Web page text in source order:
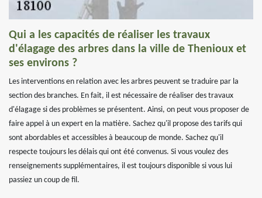
Qui a les capacités de réaliser les travaux
d'élagage des arbres dans la ville de Thenioux et
ses environs ?
Les interventions en relation avec les arbres peuvent se traduire par la
section des branches. En fait, il est nécessaire de réaliser des travaux
d'élagage si des problèmes se présentent. Ainsi, on peut vous proposer de
faire appel à un expert en la matière. Sachez qu'il propose des tarifs qui
sont abordables et accessibles à beaucoup de monde. Sachez qu'il
respecte toujours les délais qui ont été convenus. Si vous voulez des
renseignements supplémentaires, il est toujours disponible si vous lui
passiez un coup de fil.